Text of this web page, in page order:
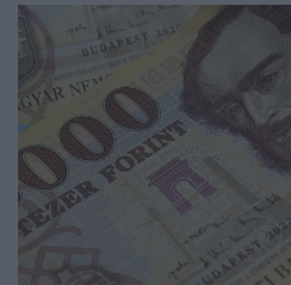
a frissen érkező pénzüket